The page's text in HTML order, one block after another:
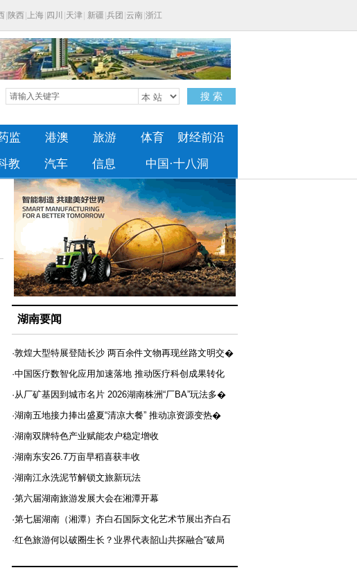
湖南要闻
·敦煌大型特展登陆长沙 两百余件文物再现丝路文明交�
·中国医疗数智化应用加速落地 推动医疗科创成果转化
·从厂矿基因到城市名片 2026湖南株洲“厂BA”玩法多�
·湖南五地接力捧出盛夏“清凉大餐” 推动凉资源变热�
·湖南双牌特色产业赋能农户稳定增收
·湖南东安26.7万亩早稻喜获丰收
·湖南江永洗泥节解锁文旅新玩法
·第六届湖南旅游发展大会在湘潭开幕
·第七届湖南（湘潭）齐白石国际文化艺术节展出齐白石
·红色旅游何以破圈生长？业界代表韶山共探融合“破局